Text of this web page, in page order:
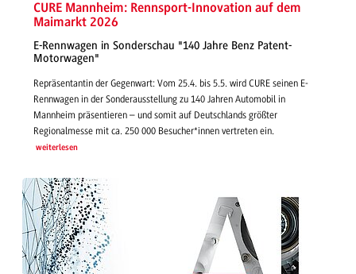
CURE Mannheim: Rennsport-Innovation auf dem
Maimarkt 2026
E-Rennwagen in Sonderschau "140 Jahre Benz Patent-
Motorwagen"
Repräsentantin der Gegenwart: Vom 25.4. bis 5.5. wird CURE seinen E-
Rennwagen in der Sonderausstellung zu 140 Jahren Automobil in
Mannheim präsentieren – und somit auf Deutschlands größter
Regionalmesse mit ca. 250 000 Besucher*innen vertreten ein.
weiterlesen